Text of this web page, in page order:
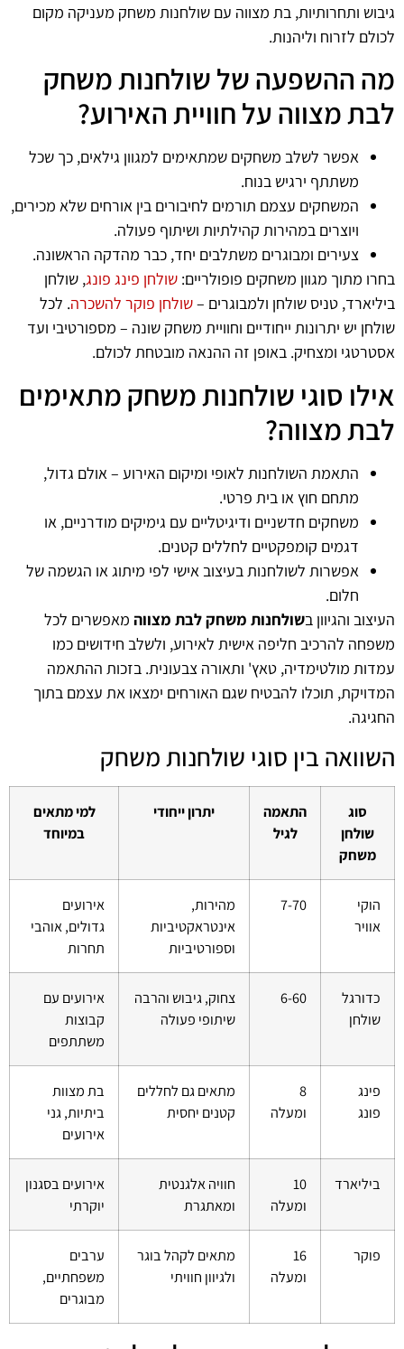
גיבוש ותחרותיות, בת מצווה עם שולחנות משחק מעניקה מקום
לכולם לזרוח וליהנות.
מה ההשפעה של שולחנות משחק
לבת מצווה על חוויית האירוע?
אפשר לשלב משחקים שמתאימים למגוון גילאים, כך שכל
משתתף ירגיש בנוח.
המשחקים עצמם תורמים לחיבורים בין אורחים שלא מכירים,
ויוצרים במהירות קהילתיות ושיתוף פעולה.
צעירים ומבוגרים משתלבים יחד, כבר מהדקה הראשונה.
בחרו מתוך מגוון משחקים פופולריים: שולחן פינג פונג, שולחן
ביליארד, טניס שולחן ולמבוגרים –שולחן פוקר להשכרה. לכל
שולחן יש יתרונות ייחודיים וחוויית משחק שונה – מספורטיבי ועד
אסטרטגי ומצחיק. באופן זה ההנאה מובטחת לכולם.
אילו סוגי שולחנות משחק מתאימים
לבת מצווה?
התאמת השולחנות לאופי ומיקום האירוע – אולם גדול,
מתחם חוץ או בית פרטי.
משחקים חדשניים ודיגיטליים עם גימיקים מודרניים, או
דגמים קומפקטיים לחללים קטנים.
אפשרות לשולחנות בעיצוב אישי לפי מיתוג או הגשמה של
חלום.
העיצוב והגיוון בשולחנות משחק לבת מצווה מאפשרים לכל
משפחה להרכיב חליפה אישית לאירוע, ולשלב חידושים כמו
עמדות מולטימדיה, טאץ' ותאורה צבעונית. בזכות ההתאמה
המדויקת, תוכלו להבטיח שגם האורחים ימצאו את עצמם בתוך
החגיגה.
השוואה בין סוגי שולחנות משחק
סוג
שולחן
משחק
התאמה
לגיל
יתרון ייחודי
למי מתאים
במיוחד
הוקי
אוויר
7-70
מהירות,
אינטראקטיביות
וספורטיביות
אירועים
גדולים, אוהבי
תחרות
כדורגל
שולחן
6-60
צחוק, גיבוש והרבה
שיתופי פעולה
אירועים עם
קבוצות
משתתפים
פינג
פונג
8
ומעלה
מתאים גם לחללים
קטנים יחסית
בת מצוות
ביתיות, גני
אירועים
ביליארד
10
ומעלה
חוויה אלגנטית
ומאתגרת
אירועים בסגנון
יוקרתי
פוקר
16
ומעלה
מתאים לקהל בוגר
ולגיוון חוויתי
ערבים
משפחתיים,
מבוגרים